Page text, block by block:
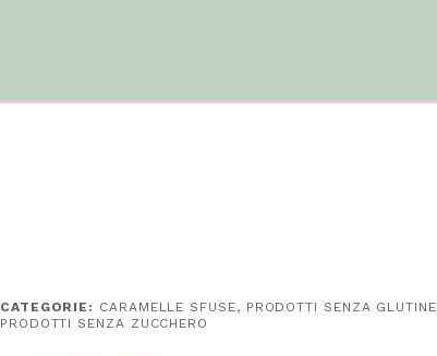
CATEGORIE: CARAMELLE SFUSE, PRODOTTI SENZA GLUTINE
PRODOTTI SENZA ZUCCHERO